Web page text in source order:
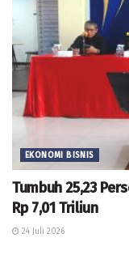
EKONOMI BISNIS
Tumbuh 25,23
Rp 7,01 Triliun
24 Juli 2026